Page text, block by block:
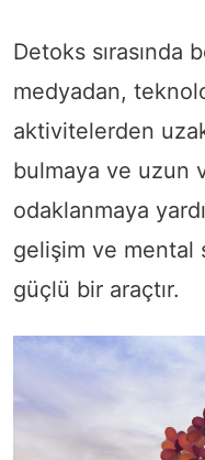
Detoks sırasında
medyadan,
aktivitelerden
bulmaya ve uzun
odaklanmaya
gelişim ve mental
güçlü bir araçtır.